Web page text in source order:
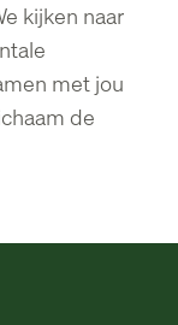
kijken naar
met jou
de